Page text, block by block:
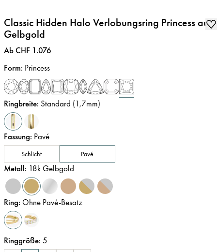
Classic Hidden Halo Verlobungsring Princess aus
Gelbgold
Preis:
Ab CHF 1.076
Form: Princess
Ringbreite: Standard (1,7mm)
Fassung: Pavé
Schlicht Pavé
Metall: 18k Gelbgold
Ring: Ohne Pavé-Besatz
Ringgröße: 5